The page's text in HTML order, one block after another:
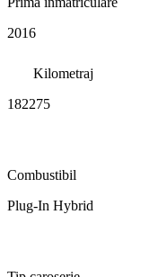
2016
Kilometraj
182275
Combustibil
Plug-In Hybrid